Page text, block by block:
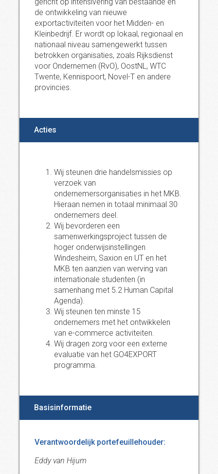
de ontwikkeling van nieuwe
exportactiviteiten voor het Midden- en
Kleinbedrijf. Er wordt op lokaal, regionaal en
nationaal niveau samengewerkt tussen
betrokken organisaties, zoals Rijksdienst
voor Ondernemen (RvO), OostNL, WTC
Twente, Kennispoort, Novel-T en andere
provincies.
Acties
Wij steunen drie handelsmissies op
verzoek van
ondernemersorganisaties in het MKB.
Hieraan nemen in totaal minimaal 30
ondernemers deel.
Wij bevorderen een
samenwerkingsproject tussen de
hoger onderwijsinstellingen
Windesheim, Saxion en UT en het
MKB ten aanzien van werving van
internationale studenten (in
samenhang met 5.2 Human Capital
Agenda).
Wij steunen ten minste 15
ondernemers met het ontwikkelen
van e-commerce activiteiten.
Wij dragen zorg voor een externe
evaluatie van het GO4EXPORT
programma.
Basisinformatie
Verantwoordelijk portefeuillehouder:
Eddy van Hijum